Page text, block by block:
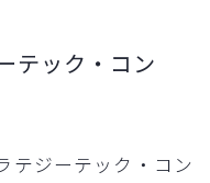
テック・コン
テジーテック・コン